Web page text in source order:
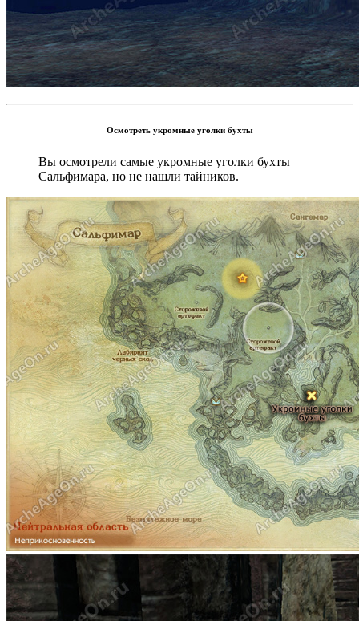
Осмотреть укромные уголки бухты
Вы осмотрели самые укромные уголки бухты
Сальфимара, но не нашли тайников.